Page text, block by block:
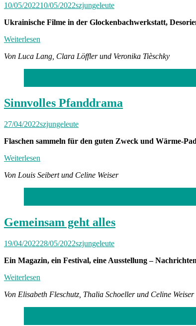
10/05/202210/05/2022szjungeleute
Ukrainische Filme in der Glockenbachwerkstatt,
Weiterlesen
Von Luca Lang, Clara Löffler und Veronika Tièschky
Sinnvolles Pfanddrama
27/04/2022szjungeleute
Flaschen sammeln für den guten Zweck und Wärme-
Weiterlesen
Von Louis Seibert und Celine Weiser
Gemeinsam geht alles
19/04/202228/05/2022szjungeleute
Ein Magazin, ein Festival, eine Ausstellung –
Weiterlesen
Von Elisabeth Fleschutz, Thalia Schoeller und Celine Weiser